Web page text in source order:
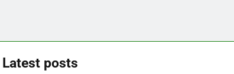
‘सहारा’ में फंसा पैसा